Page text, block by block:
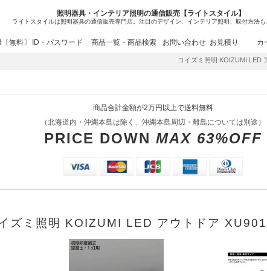
照明器具・インテリア照明の通信販売【ライトスタイル】
ライトスタイルは照明器具の通信販売専門店。注目のデザイン、インテリア照明、取付方法も
無料〕 ID・パスワード 商品一覧・商品検索 お問い合わせ お見積り カ
コイズミ照明 KOIZUMI LED アウ
商品合計金額が2万円以上で送料無料
（北海道内・沖縄本島は除く、沖縄本島周辺・離島については別途）
PRICE DOWN MAX 63%OFF
ズミ照明 KOIZUMI LED アウトドア